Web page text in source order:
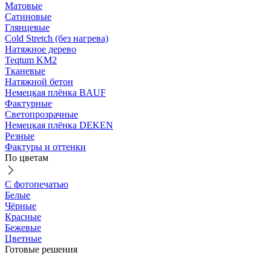
Матовые
Сатиновые
Глянцевые
Cold Stretch (без нагрева)
Натяжное дерево
Teqtum KM2
Тканевые
Натяжной бетон
Немецкая плёнка BAUF
Фактурные
Светопрозрачные
Немецкая плёнка DEKEN
Резные
Фактуры и оттенки
По цветам
С фотопечатью
Белые
Чёрные
Красные
Бежевые
Цветные
Готовые решения